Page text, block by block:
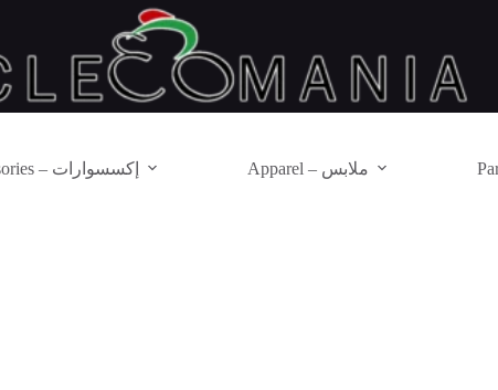
Accessories – إكسسوارات Apparel – ملابس